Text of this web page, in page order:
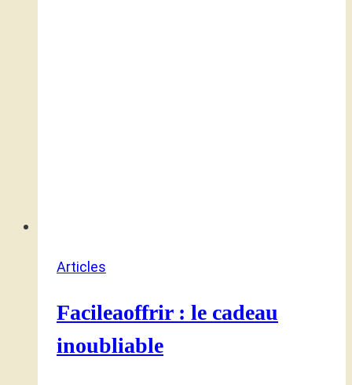
Articles
Facileaoffrir : le cadeau
inoubliable